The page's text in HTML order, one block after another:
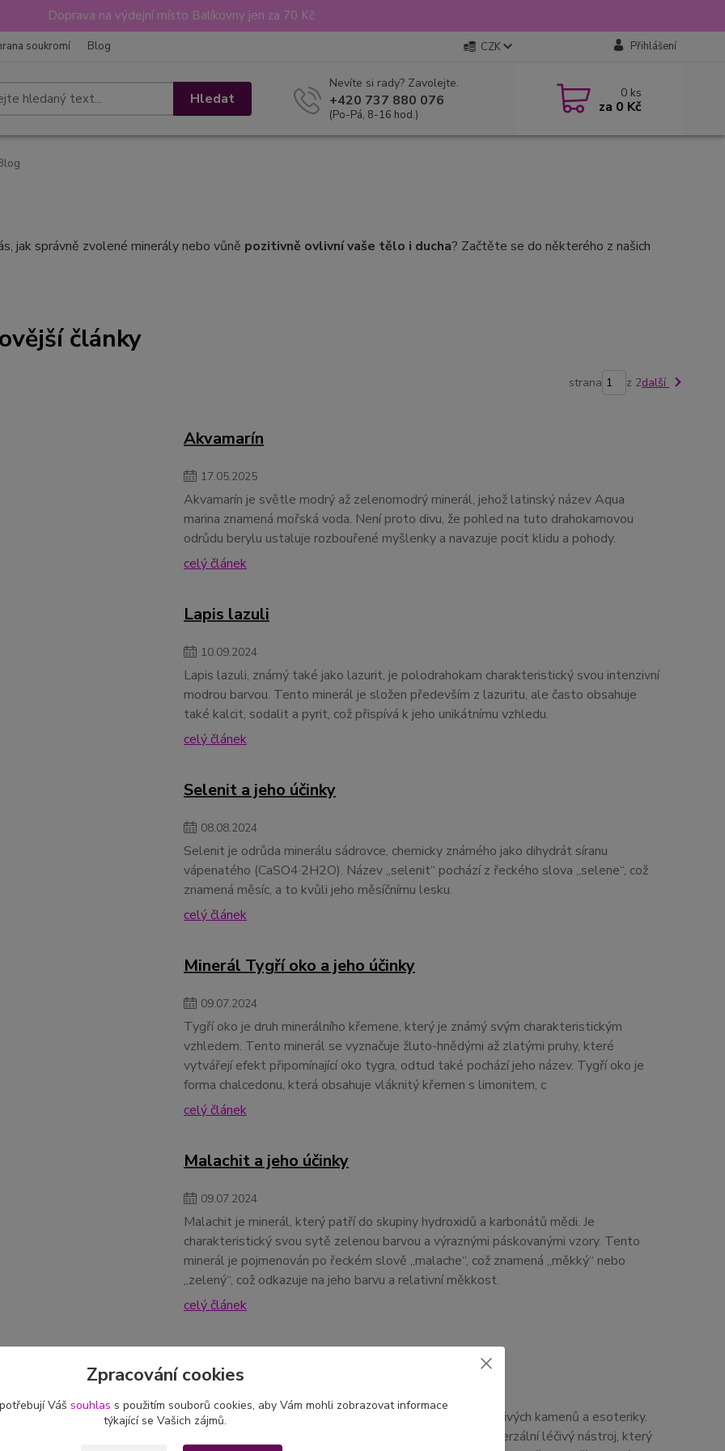
Doprava na výdejní místo Balíkovny jen za 70 Kč
soukromí Blog CZK Přihlášení
Hledat
Nevíte si rady? Zavolejte.
+420 737 880 076
(Po-Pá, 8-16 hod.)
0 ks
za 0 Kč
jak správně zvolené minerály nebo vůně pozitivně ovlivní vaše tělo i ducha? Začtěte se do některého z našich
články
strana z 2další
Akvamarín
17.05.2025
Akvamarín je světle modrý až zelenomodrý minerál, jehož latinský název Aqua
marina znamená mořská voda. Není proto divu, že pohled na tuto drahokamovou
odrůdu berylu ustaluje rozbouřené myšlenky a navazuje pocit klidu a pohody.
celý článek
Lapis lazuli
10.09.2024
Lapis lazuli, známý také jako lazurit, je polodrahokam charakteristický svou intenzivní
modrou barvou. Tento minerál je složen především z lazuritu, ale často obsahuje
také kalcit, sodalit a pyrit, což přispívá k jeho unikátnímu vzhledu.
celý článek
Selenit a jeho účinky
08.08.2024
Selenit je odrůda minerálu sádrovce, chemicky známého jako dihydrát síranu
vápenatého (CaSO4·2H2O). Název „selenit“ pochází z řeckého slova „selene“, což
znamená měsíc, a to kvůli jeho měsíčnímu lesku.
celý článek
Minerál Tygří oko a jeho účinky
09.07.2024
Tygří oko je druh minerálního křemene, který je známý svým charakteristickým
vzhledem. Tento minerál se vyznačuje žluto-hnědými až zlatými pruhy, které
vytvářejí efekt připomínající oko tygra, odtud také pochází jeho název. Tygří oko je
forma chalcedonu, která obsahuje vláknitý křemen s limonitem, c
celý článek
Malachit a jeho účinky
09.07.2024
Malachit je minerál, který patří do skupiny hydroxidů a karbonátů mědi. Je
charakteristický svou sytě zelenou barvou a výraznými páskovanými vzory. Tento
minerál je pojmenován po řeckém slově „malache“, což znamená „měkký“ nebo
„zelený“, což odkazuje na jeho barvu a relativní měkkost.
celý článek
Křišťál je jedním z nejvíce ceněných minerálů v oblasti léčivých kamenů a esoteriky.
Tento průhledný a bezbarvý kámen je považován za univerzální léčivý nástroj, který
Zpracování cookies
Váš souhlas s použitím souborů cookies, aby Vám mohli zobrazovat informace
týkající se Vašich zájmů.